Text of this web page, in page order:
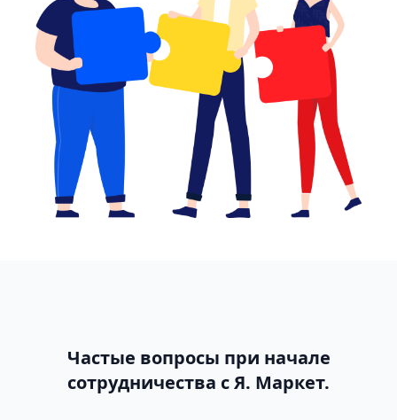
Частые вопросы при начале
сотрудничества с Я. Маркет.